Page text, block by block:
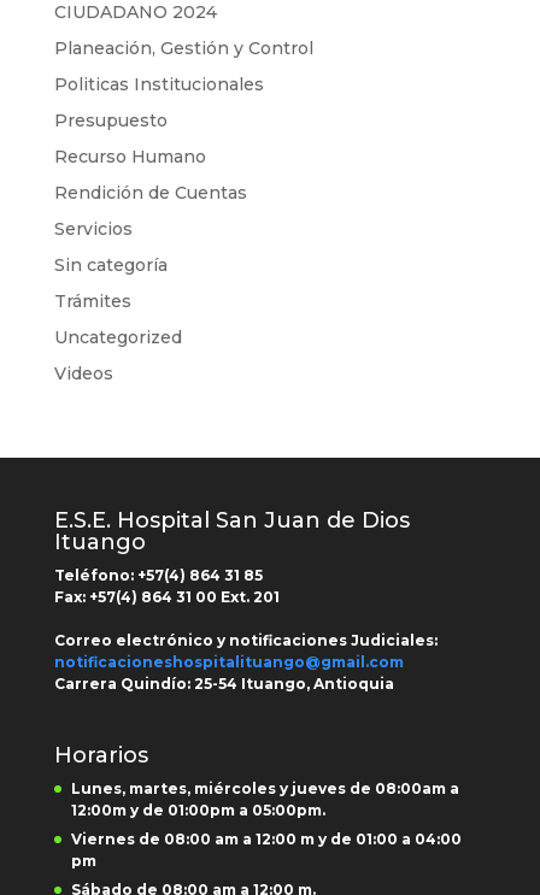
CIUDADANO 2024
Planeación, Gestión y Control
Politicas Institucionales
Presupuesto
Recurso Humano
Rendición de Cuentas
Servicios
Sin categoría
Trámites
Uncategorized
Videos
E.S.E. Hospital San Juan de Dios
Ituango
Teléfono: +57(4) 864 31 85
Fax: +57(4) 864 31 00 Ext.201
Correo electrónico y notificaciones Judiciales:
notificacioneshospitalituango@gmail.com
Carrera Quindío:25-54 Ituango, Antioquia
Horarios
Lunes, martes, miércoles y jueves de 08:00am a
12:00m y de 01:00pm a 05:00pm.
Viernes de 08:00 am a 12:00 m y de 01:00 a 04:00
pm
Sábado de 08:00 am a 12:00 m.